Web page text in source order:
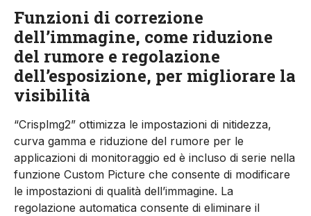
Funzioni di correzione
dell’immagine, come riduzione
del rumore e regolazione
dell’esposizione, per migliorare la
visibilità
“Crisplmg2” ottimizza le impostazioni di nitidezza,
curva gamma e riduzione del rumore per le
applicazioni di monitoraggio ed è incluso di serie nella
funzione Custom Picture che consente di modificare
le impostazioni di qualità dell’immagine. La
regolazione automatica consente di eliminare il